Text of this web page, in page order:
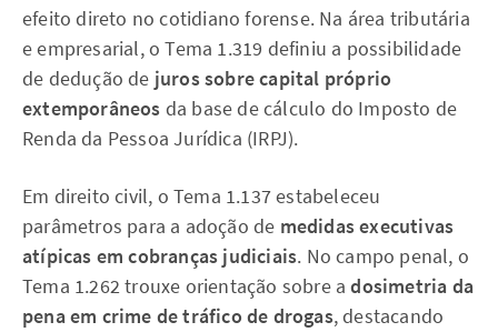
efeito direto no cotidiano forense. Na área tributária
e empresarial, o Tema 1.319 definiu a possibilidade
de dedução de juros sobre capital próprio
extemporâneos da base de cálculo do Imposto de
Renda da Pessoa Jurídica (IRPJ).
Em direito civil, o Tema 1.137 estabeleceu
parâmetros para a adoção de medidas executivas
atípicas em cobranças judiciais. No campo penal, o
Tema 1.262 trouxe orientação sobre adosimetria da
pena em crime de tráfico de drogas, destacando